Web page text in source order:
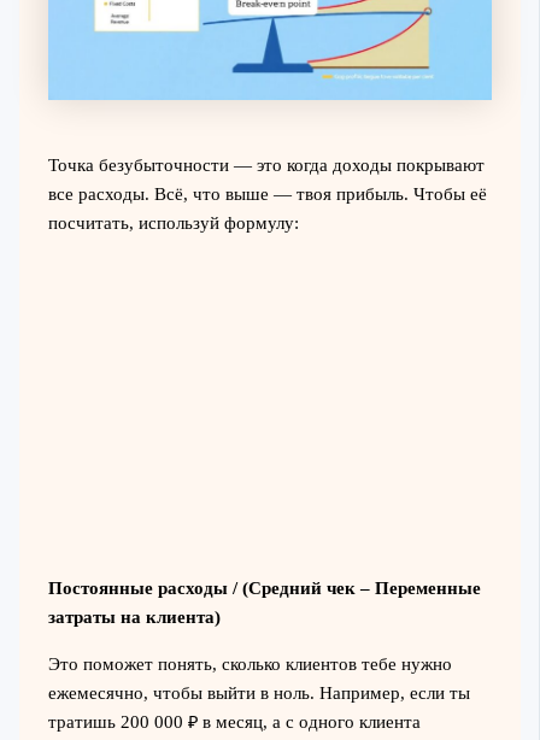
Точка безубыточности — это когда доходы покрывают
все расходы. Всё, что выше — твоя прибыль. Чтобы её
посчитать, используй формулу:
Постоянные расходы / (Средний чек – Переменные
затраты на клиента)
Это поможет понять, сколько клиентов тебе нужно
ежемесячно, чтобы выйти в ноль. Например, если ты
тратишь 200 000 ₽ в месяц, а с одного клиента